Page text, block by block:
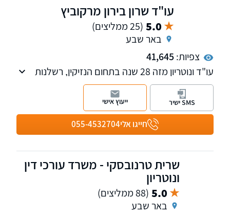
עו"ד שרון בירון מרקוביץ
5.0 (25 ממליצים)
באר שבע
צפיות:41,645
עו"ד ונוטריון מזה 28 שנה בתחום הנזיקין, רשלנות
רפואית, ביטוח לאומי, תאונות דרכים ועבודה.
המשרד מונה 6 עורכי-דין, ביניהם רופא שהינו עורך
דין בהשכלתו.
חייגו אלי055-4532704
SMS ישיר ייעוץ אישי
שרית טרנובסקי - משרד עורכי דין
ונוטריון
5.0 (88 ממליצים)
באר שבע